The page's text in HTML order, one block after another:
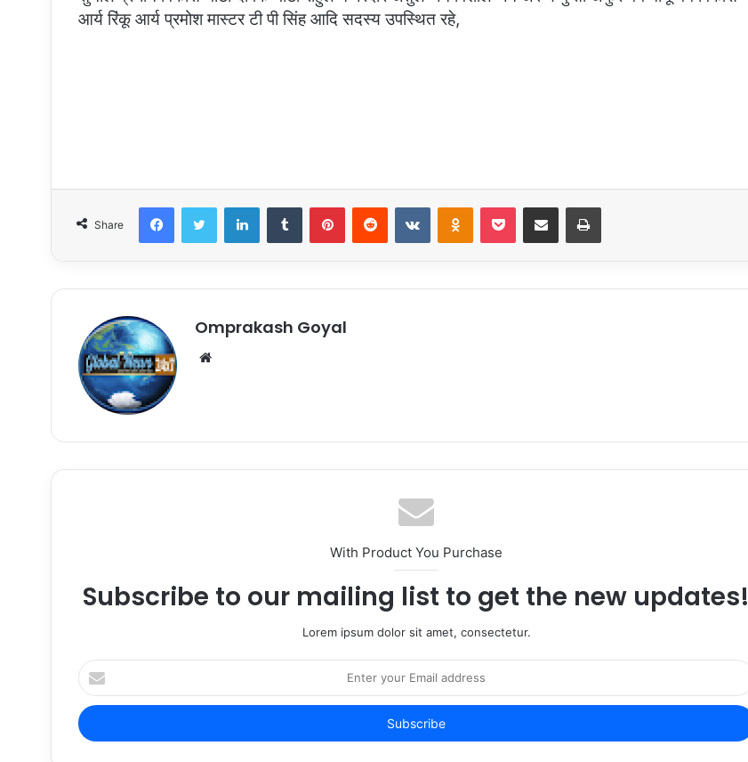
आर्य रिंकू आर्य प्रमोश मास्टर टी पी सिंह आदि सदस्य उपस्थित रहे,
Share
FacebookTwitter LinkedInTumblr PinterestReddit VKontakteOdnoklassniki
Pocket Share via Email Print
Omprakash Goyal
Website
With Product You Purchase
Subscribe to our mailing list to get the new updates!
Lorem ipsum dolor sit amet, consectetur.
Enter
your
Email
address